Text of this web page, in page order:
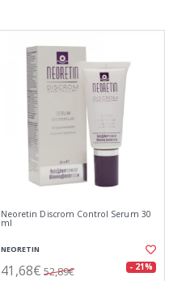
Neoretin Discrom Control Serum 30
ml
NEORETIN
41,68€ 52,89€ - 21%